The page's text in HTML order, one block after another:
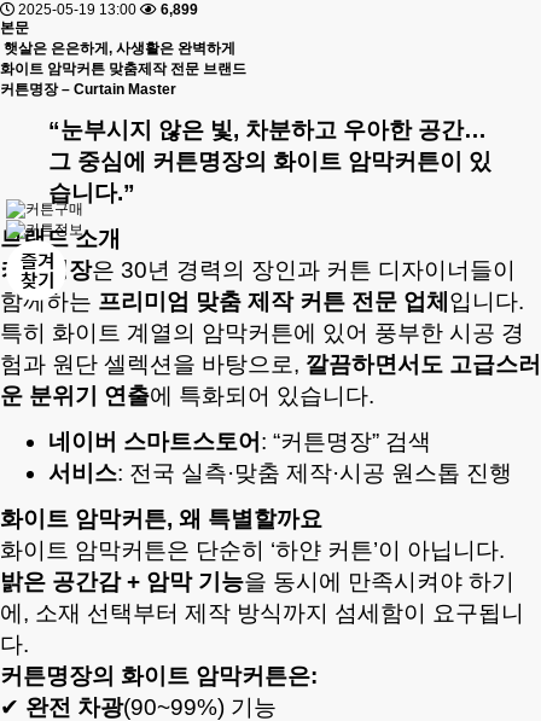
2025-05-19 13:00
6,899
본문
햇살은 은은하게, 사생활은 완벽하게
화이트 암막커튼 맞춤제작 전문 브랜드
커튼명장 – Curtain Master
“눈부시지 않은 빛, 차분하고 우아한 공간…
그 중심에 커튼명장의 화이트 암막커튼이 있
습니다.”
브랜드 소개
커튼명장은 30년 경력의 장인과 커튼 디자이너들이
함께하는 프리미엄 맞춤 제작 커튼 전문 업체 입니다.
특히 화이트 계열의 암막커튼에 있어 풍부한 시공 경
험과 원단 셀렉션을 바탕으로, 깔끔하면서도 고급스러
운 분위기 연출에 특화되어 있습니다.
네이버 스마트스토어 : “커튼명장” 검색
서비스: 전국 실측·맞춤 제작·시공 원스톱 진행
화이트 암막커튼, 왜 특별할까요
화이트 암막커튼은 단순히 ‘하얀 커튼’이 아닙니다.
밝은 공간감 + 암막 기능을 동시에 만족시켜야 하기
에, 소재 선택부터 제작 방식까지 섬세함이 요구됩니
다.
커튼명장의 화이트 암막커튼은:
✔ 완전 차광(90~99%) 기능